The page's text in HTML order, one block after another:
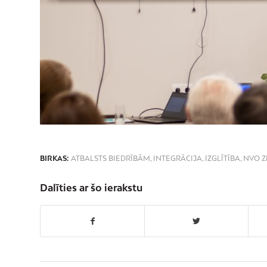
BIRKAS: ATBALSTS BIEDRĪBĀM, INTEGRĀCIJA, IZGLĪTĪBA, NVO
Dalīties ar šo ierakstu